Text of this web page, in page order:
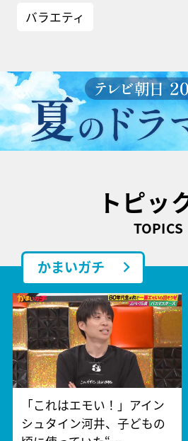
バラエティ
トピッ
TOPICS
かまいガチ
「これはエモい！」アイン
シュタイン河井、子どもの